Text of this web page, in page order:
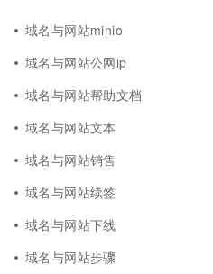
域名与网站minio
域名与网站公网ip
域名与网站帮助文档
域名与网站文本
域名与网站销售
域名与网站续签
域名与网站下线
域名与网站步骤